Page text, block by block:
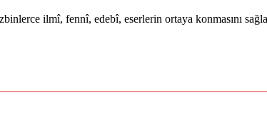
ilmî, fennî, edebî, eserlerin ortaya konmasını